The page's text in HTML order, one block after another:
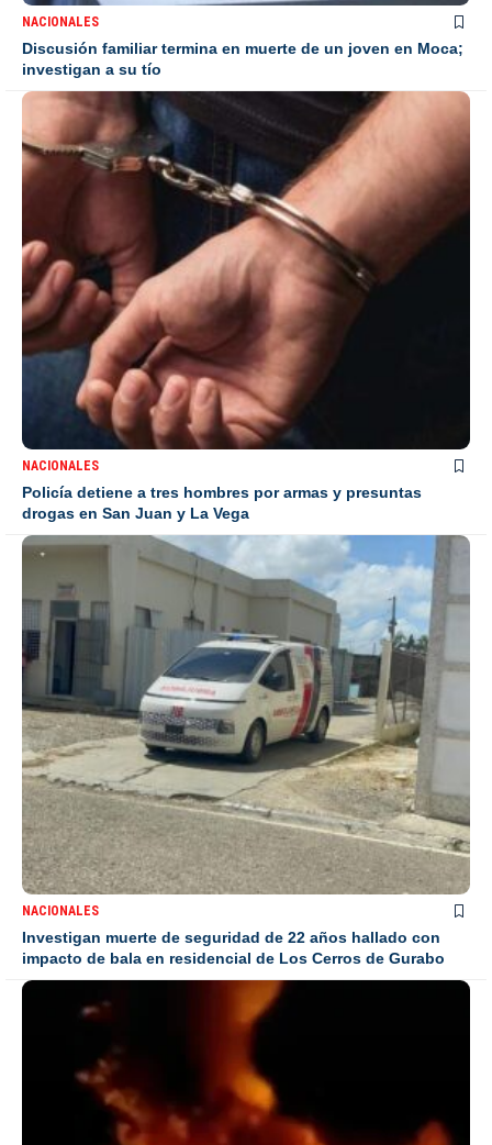
NACIONALES
Discusión familiar termina en muerte de un joven en Moca;
investigan a su tío
NACIONALES
Policía detiene a tres hombres por armas y presuntas
drogas en San Juan y La Vega
NACIONALES
Investigan muerte de seguridad de 22 años hallado con
impacto de bala en residencial de Los Cerros de Gurabo